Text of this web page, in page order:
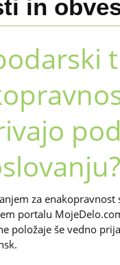
in
za
portalu
položaje še vedno